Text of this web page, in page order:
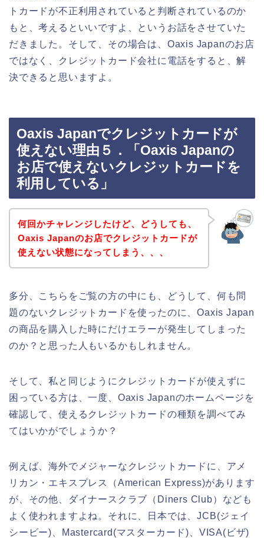
トカードが不正利用されていると判断されているのか
もと、考えるといいですよ、というお話をさせていた
だきました。そして、その場合は、Oaxis Japanのお店
ではなく、クレジットカード会社に電話をすると、解
決できると思いますよ。
Oaxis Japanでクレジットカードが
使えない理由５．「Oaxis Japanの
お店で使えないクレジットカードを
利用している」
何回かチャレンジしたけど、どうしても、
Oaxis Japanのお店でクレジットカードが
使えない状態になってしまう、、、
多分、こちらをご覧の方の中にも、どうして、何も問
題のないクレジットカードを使ったのに、Oaxis Japan
の商品を購入した時にだけエラーが発生してしまった
のか？と思った人もいるかもしれません。
そして、私と同じようにクレジットカードが使えずに
困っている方は、一度、Oaxis Japanのホームページを
確認して、使えるクレジットカードの種類を調べてみ
てはいかがでしょうか？
例えば、海外でメジャーなクレジットカードに、アメ
リカン・エキスプレス（American Express)があります
が、その他、ダイナースクラブ（Diners Club）なども
よく使われますよね。それに、日本では、JCB(ジェイ
シービー)、Mastercard(マスターカード)、VISA(ビザ)